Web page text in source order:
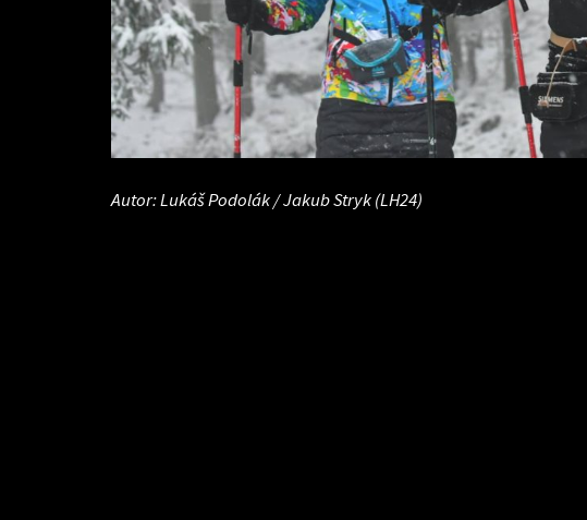
Autor: Lukáš Podolák / Jakub Stryk (LH24)